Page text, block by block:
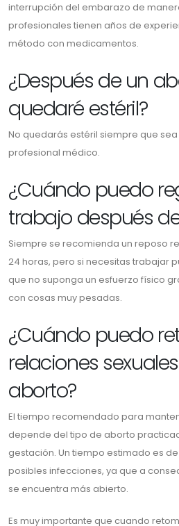
interrupción del embarazo de
profesionales tienen años de
método con medicamentos.
¿Después de un
quedaré estéril?
No quedarás estéril siempre que
profesional médico.
¿Cuándo puedo
trabajo después
Siempre se recomienda un reposo
24 horas, pero si necesitas trabajar
que no suponga un esfuerzo físico
con cosas muy pesadas.
¿Cuándo puedo
relaciones
aborto?
El tiempo recomendado para
depende del tipo de aborto
gestación. Un tiempo estimado es
posibles infecciones, ya que a
se encuentra más abierto.
Es muy importante que cuando